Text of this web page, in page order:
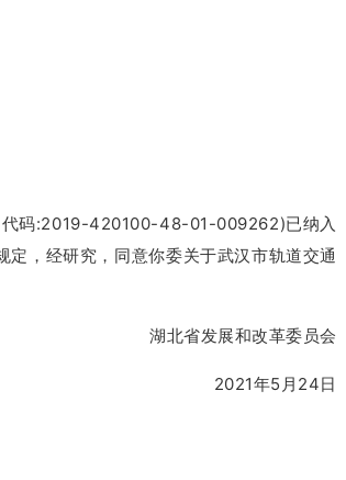
代码:2019-420100-48-01-009262)已纳入
，经研究，同意你委关于武汉市轨道交通
湖北省发展和改革委员会
2021年5月24日